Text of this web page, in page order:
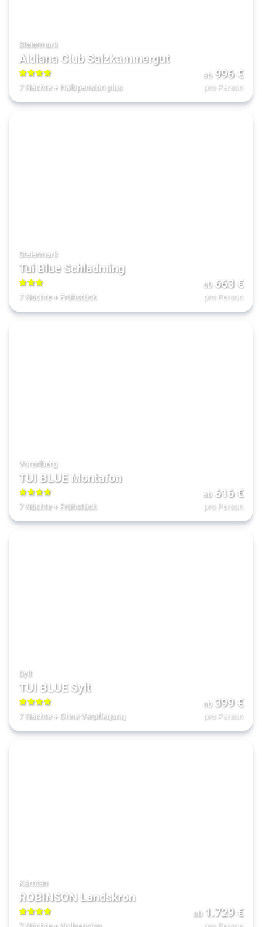
Steiermark
Aldiana Club Salzkammergut
4
7 Nächte+ Halbpension plus
ab 996€
pro Person
Steiermark
Tui Blue Schladming
3
7 Nächte+ Frühstück
ab 663€
pro Person
Vorarlberg
TUI BLUE Montafon
4
7 Nächte+ Frühstück
ab 616€
pro Person
Sylt
TUI BLUE Sylt
4
7 Nächte+ Ohne Verpflegung
ab 399€
pro Person
Kärnten
ROBINSON Landskron
4
ab 1.729€